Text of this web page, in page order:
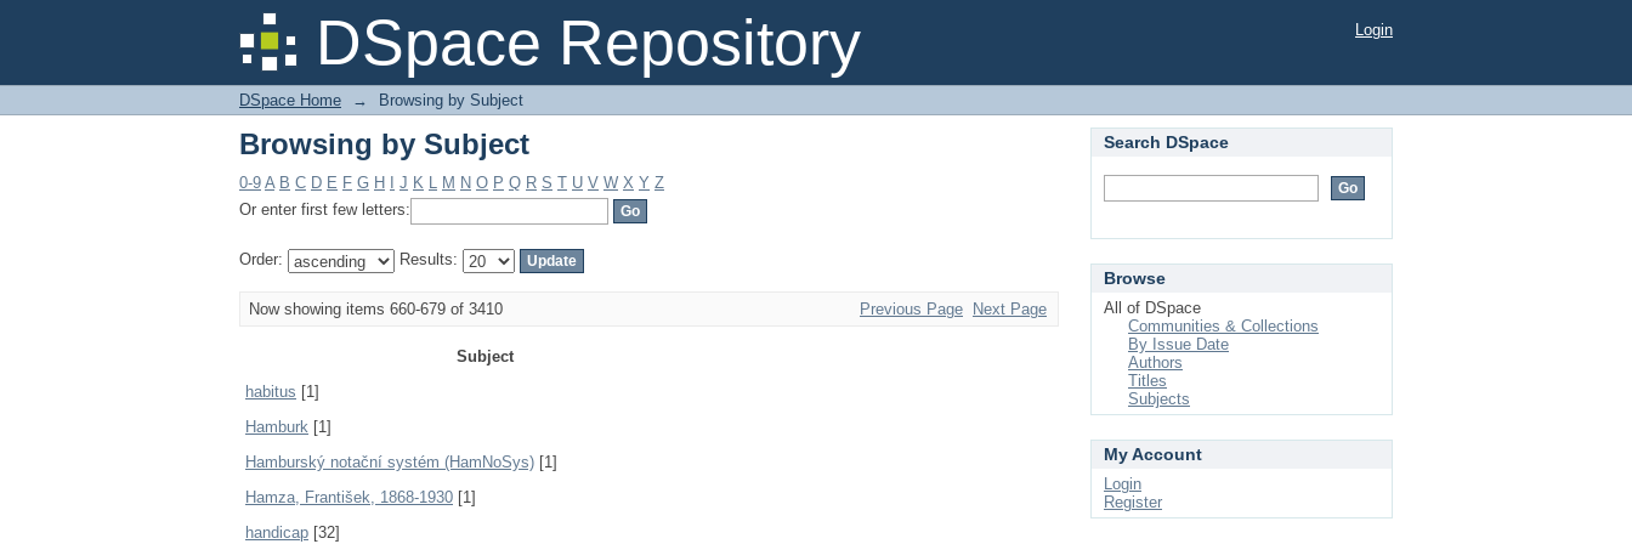
DSpace Repository
Browsing by Subject Login
DSpace Home → Browsing by Subject
Browsing by Subject
0-9 A B C D E F G H J K L M N O P Q R S T U V W X Y Z
Or enter first few letters:
Order: Results:
Now showing items 660-679 of 3410 Previous Page Next Page
Subject
habitus [1]
Hamburk [1]
Hamburský notační systém (HamNoSys) [1]
Hamza, František, 1868-1930 [1]
handicap [32]
Search DSpace
Browse
All of DSpace
Communities & Collections
By Issue Date
Authors
Titles
Subjects
My Account
Login
Register